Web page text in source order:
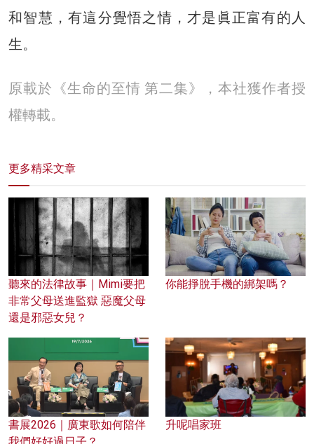
和智慧，有這分覺悟之情，才是眞正富有的人
生。
原載於《生命的至情 第二集》，本社獲作者授
權轉載。
更多精采文章
聽來的法律故事｜Mimi要把
非常父母送進監獄 惡魔父母
還是邪惡女兒？
你能掙脫手機的綁架嗎？
書展2026｜廣東歌如何陪伴
升呢唱家班